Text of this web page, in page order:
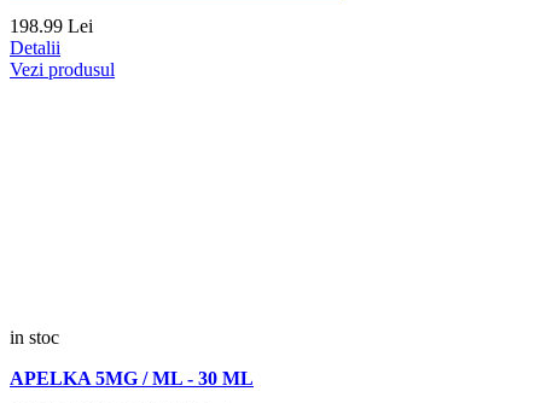
198.99 Lei
Detalii
Vezi produsul
in stoc
APELKA 5MG / ML - 30 ML